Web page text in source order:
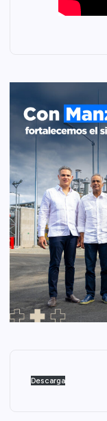
Descarga